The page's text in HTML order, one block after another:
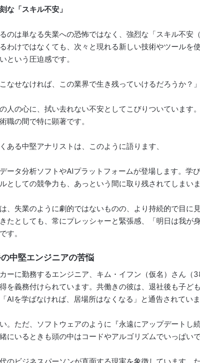
な「スキル不安」
のは単なる失業への恐怖ではなく、強烈な「スキル不安
わけではなくても、次々と現れる新しい技術やツールを
という圧迫感です。
なせなければ、この業界で生き残っていけるだろうか？」
人の心に、拭い去れない不安としてこびりついています
職の間で特に顕著です。
ある中堅アナリストは、このように語ります、
ータ分析ソフトやAIプラットフォームが登場します。学
としての競争力も、あっという間に取り残されてしまいま
、失業のように劇的ではないものの、より持続的で目に
たとしても、常にプレッシャーと緊張感、「明日は我が
す。
中堅エンジニアの苦悩
ーに勤務するエンジニア、キム・イフン（仮名）さん（
を義務付けられています。共働きの彼は、退社後も子ど
AIを学ばなければ、居場所はなくなる」と通告されていま
。ただ、ソフトウェアのように『永遠にアップデートし
にいるときも頭の中はコードやアルゴリズムでいっぱい